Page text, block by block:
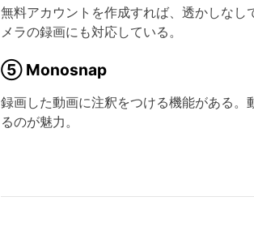
無料アカウントを作成すれば、透かしな
メラの録画にも対応している。
⑤ Monosnap
録画した動画に注釈をつける機能がある
るのが魅力。